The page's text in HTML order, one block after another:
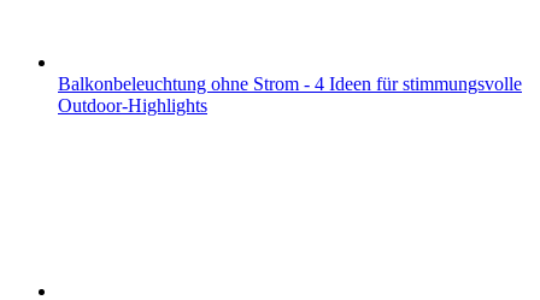
Balkonbeleuchtung ohne Strom - 4 Ideen für stimmungsvolle
Outdoor-Highlights